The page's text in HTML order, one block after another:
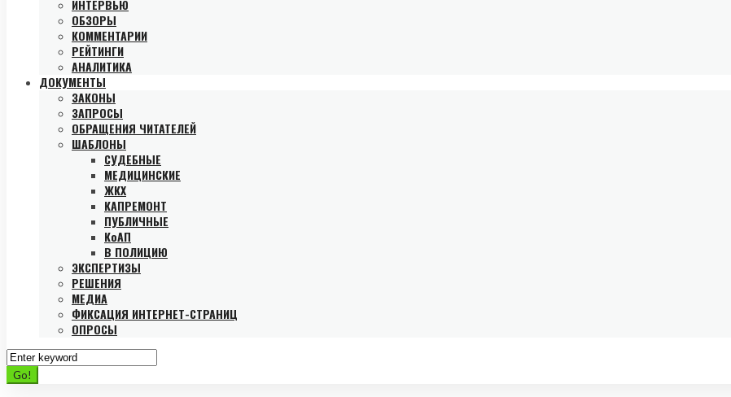
ИНТЕРВЬЮ
ОБЗОРЫ
КОММЕНТАРИИ
РЕЙТИНГИ
АНАЛИТИКА
ДОКУМЕНТЫ
ЗАКОНЫ
ЗАПРОСЫ
ОБРАЩЕНИЯ ЧИТАТЕЛЕЙ
ШАБЛОНЫ
СУДЕБНЫЕ
МЕДИЦИНСКИЕ
ЖКХ
КАПРЕМОНТ
ПУБЛИЧНЫЕ
КоАП
В ПОЛИЦИЮ
ЭКСПЕРТИЗЫ
РЕШЕНИЯ
МЕДИА
ФИКСАЦИЯ ИНТЕРНЕТ-СТРАНИЦ
ОПРОСЫ
Search
for:
Go!